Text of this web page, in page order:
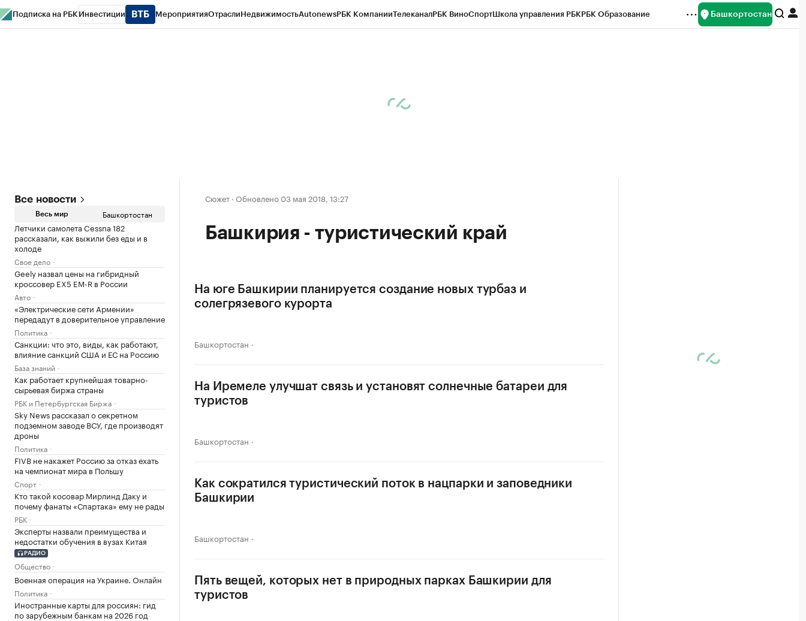
Подписка на РБК Инвестиции МероприятияОтраслиНедвижимостьAutonewsРБК КомпанииТелеканалРБК ВиноСпортШкола управления РБКРБК Образование Башкортостан
Все новости
Весь мир Башкортостан
Летчики самолета Cessna 182
рассказали, как выжили без еды и в
холоде
Свое дело
Geely назвал цены на гибридный
кроссовер EX5 EM-R в России
Авто
«Электрические сети Армении»
передадут в доверительное управление
Политика
Санкции: что это, виды, как работают,
влияние санкций США и ЕС на Россию
База знаний
Как работает крупнейшая товарно-
сырьевая биржа страны
РБК и Петербургская Биржа
Sky News рассказал о секретном
подземном заводе ВСУ, где производят
дроны
Политика
FIVB не накажет Россию за отказ ехать
на чемпионат мира в Польшу
Спорт
Кто такой косовар Мирлинд Даку и
почему фанаты «Спартака» ему не рады
РБК
Эксперты назвали преимущества и
недостатки обучения в вузах Китая
РАДИО
Общество
Военная операция на Украине. Онлайн
Политика
Иностранные карты для россиян: гид
по зарубежным банкам на 2026 год
Сюжет · Обновлено 03 мая 2018, 13:27
Башкирия - туристический край
На юге Башкирии планируется создание новых турбаз и
солегрязевого курорта
Башкортостан
На Иремеле улучшат связь и установят солнечные батареи для
туристов
Башкортостан
Как сократился туристический поток в нацпарки и заповедники
Башкирии
Башкортостан
Пять вещей, которых нет в природных парках Башкирии для
туристов